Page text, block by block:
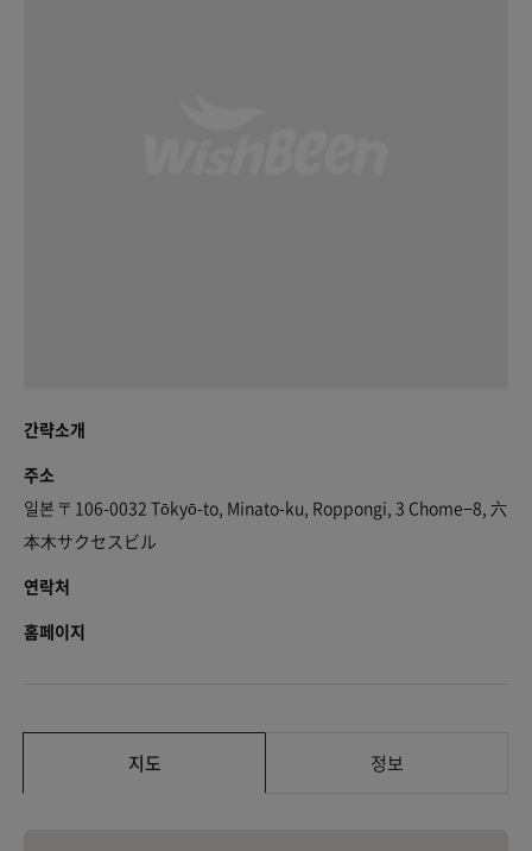
간략소개
주소
일본 〒106-0032 Tōkyō-to, Minato-ku, Roppongi, 3 Chome−8, 六
本木サクセスビル
연락처
홈페이지
지도 정보